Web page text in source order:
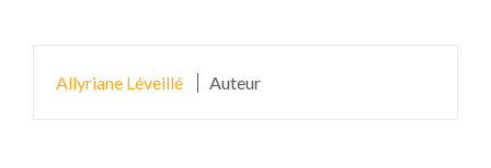
Allyriane Léveillé Auteur